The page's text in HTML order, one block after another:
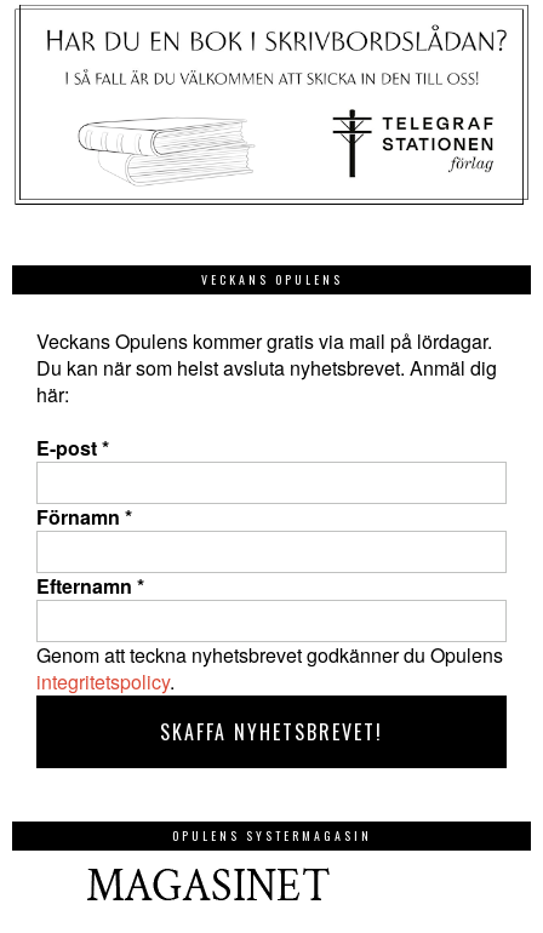
VECKANS OPULENS
Veckans Opulens kommer gratis via mail på lördagar.
Du kan när som helst avsluta nyhetsbrevet. Anmäl dig
här:
E-post*
Förnamn *
Efternamn *
Genom att teckna nyhetsbrevet godkänner du Opulens
integritetspolicy.
OPULENS SYSTERMAGASIN